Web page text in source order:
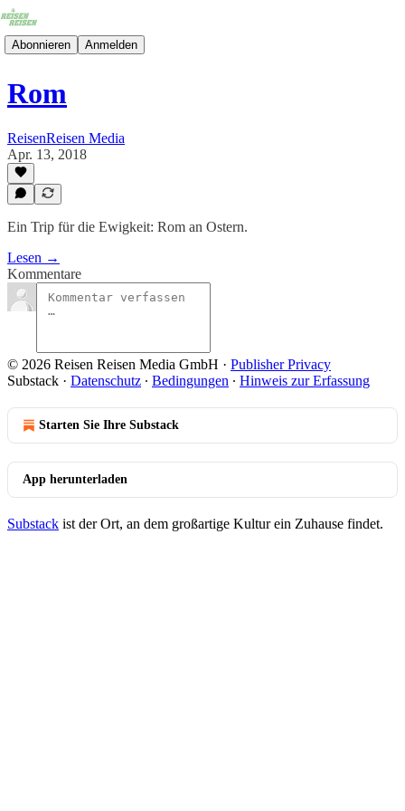
Abonnieren Anmelden
Rom
ReisenReisen Media
Apr. 13, 2018
Ein Trip für die Ewigkeit: Rom an Ostern.
Lesen →
Kommentare
© 2026 Reisen Reisen Media GmbH · Publisher Privacy
Substack · Datenschutz ∙ Bedingungen ∙ Hinweis zur Erfassung
Starten Sie Ihre Substack
App herunterladen
Substack ist der Ort, an dem großartige Kultur ein Zuhause findet.